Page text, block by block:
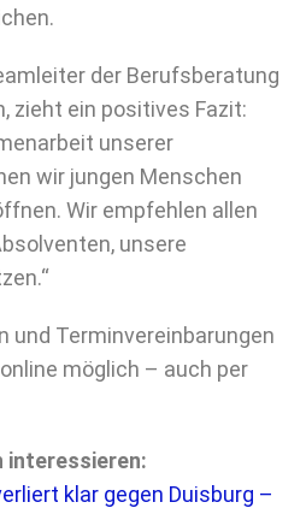
der Berufsberatung
zieht ein positives Fazit:
unserer
wir jungen Menschen
Wir empfehlen allen
unsere
und Terminvereinbarungen
möglich – auch per
interessieren:
klar gegen Duisburg –